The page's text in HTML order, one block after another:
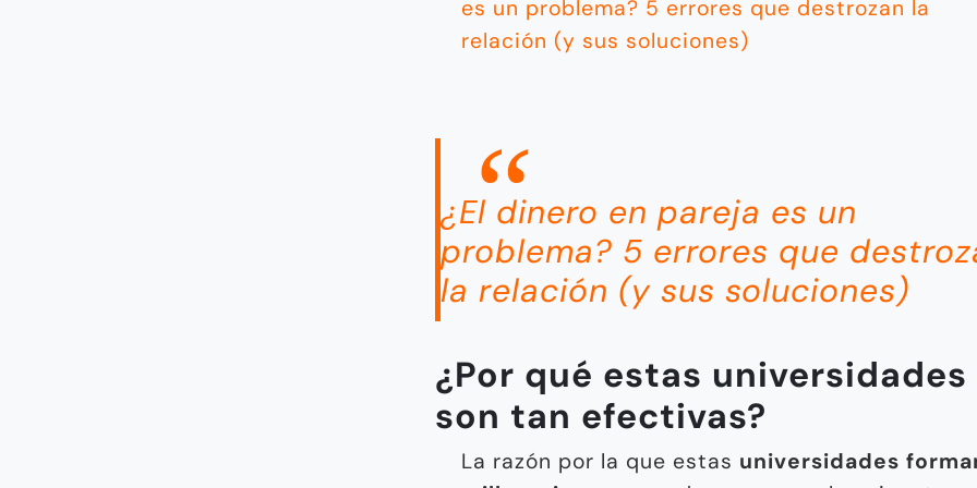
es un problema? 5 errores que destrozan la
relación (y sus soluciones)
¿El dinero en pareja es un
problema? 5 errores que
la relación (y sus soluciones)
¿Por qué estas universidades
son tan efectivas?
La razón por la que estas universidades